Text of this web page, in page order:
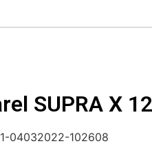
SUPRA X